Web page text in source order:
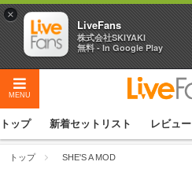
MENU
トップ 新着セットリスト レビュー
トップ SHE'S A MOD
×
LiveFans
株式会社SKIYAKI
無料 - In Google Play